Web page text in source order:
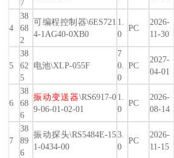
7
4
38
68
2
可编程控制器\6ES721
4-1AG40-0XB0
1.
0
PC
2026-
11-30
5
38
62
5
电池\XLP-055F
7
0.
0
PC
2027-
04-01
6
38
68
6
振动变送器\RS6917-0
9-06-01-02-01
1.
0
PC
2026-
08-14
7
38
89
6
振动探头\RS5484E-15
1-0434-00
3.
0
PC
2026-
11-15